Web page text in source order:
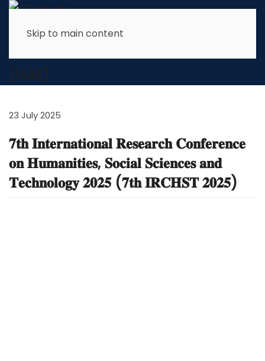
Skip to main content
News & Latest Info
23 July 2025
𝟕𝐭𝐡 𝐈𝐧𝐭𝐞𝐫𝐧𝐚𝐭𝐢𝐨𝐧𝐚𝐥 𝐑𝐞𝐬𝐞𝐚𝐫𝐜𝐡 𝐂𝐨𝐧𝐟𝐞𝐫𝐞𝐧𝐜𝐞
𝐨𝐧 𝐇𝐮𝐦𝐚𝐧𝐢𝐭𝐢𝐞𝐬, 𝐒𝐨𝐜𝐢𝐚𝐥 𝐒𝐜𝐢𝐞𝐧𝐜𝐞𝐬 𝐚𝐧𝐝
𝐓𝐞𝐜𝐡𝐧𝐨𝐥𝐨𝐠𝐲 𝟐𝟎𝟐𝟓 (𝟕𝐭𝐡 𝐈𝐑𝐂𝐇𝐒𝐓 𝟐𝟎𝟐𝟓)